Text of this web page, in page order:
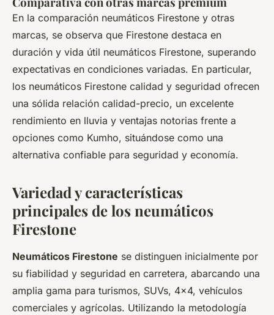
En la comparación neumáticos Firestone y otras
marcas, se observa que Firestone destaca en
duración y vida útil neumáticos Firestone, superando
expectativas en condiciones variadas. En particular,
los neumáticos Firestone calidad y seguridad ofrecen
una sólida relación calidad-precio, un excelente
rendimiento en lluvia y ventajas notorias frente a
opciones como Kumho, situándose como una
alternativa confiable para seguridad y economía.
Variedad y características
principales de los neumáticos
Firestone
Neumáticos Firestone se distinguen inicialmente por
su fiabilidad y seguridad en carretera, abarcando una
amplia gama para turismos, SUVs, 4x4, vehículos
comerciales y agrícolas. Utilizando la metodología